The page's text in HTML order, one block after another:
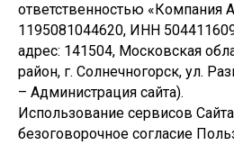
ответственностью
1195081044620, ИНН
адрес: 141504, Московская
район, г. Солнечногорск, ул.
– Администрация сайта).
Использование сервисов
безоговорочное согласие